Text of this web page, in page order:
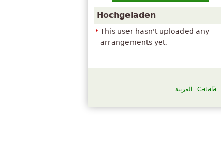
Hochgeladen
This user hasn't uploaded any
arrangements yet.
العربية Català